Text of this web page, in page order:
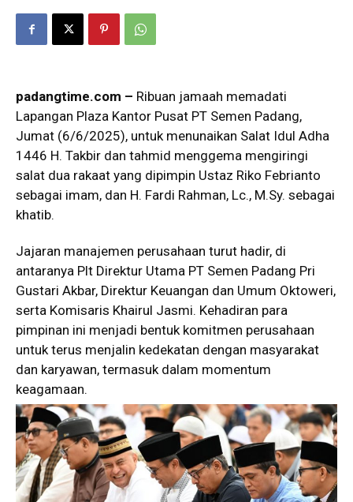
padangtime.com – Ribuan jamaah memadati
Lapangan Plaza Kantor Pusat PT Semen Padang,
Jumat (6/6/2025), untuk menunaikan Salat Idul Adha
1446 H. Takbir dan tahmid menggema mengiringi
salat dua rakaat yang dipimpin Ustaz Riko Febrianto
sebagai imam, dan H. Fardi Rahman, Lc., M.Sy. sebagai
khatib.
Jajaran manajemen perusahaan turut hadir, di
antaranya Plt Direktur Utama PT Semen Padang Pri
Gustari Akbar, Direktur Keuangan dan Umum Oktoweri,
serta Komisaris Khairul Jasmi. Kehadiran para
pimpinan ini menjadi bentuk komitmen perusahaan
untuk terus menjalin kedekatan dengan masyarakat
dan karyawan, termasuk dalam momentum
keagamaan.